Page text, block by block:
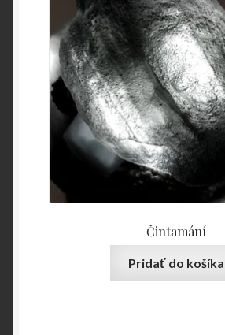
Čintamání
Pridať do košíka